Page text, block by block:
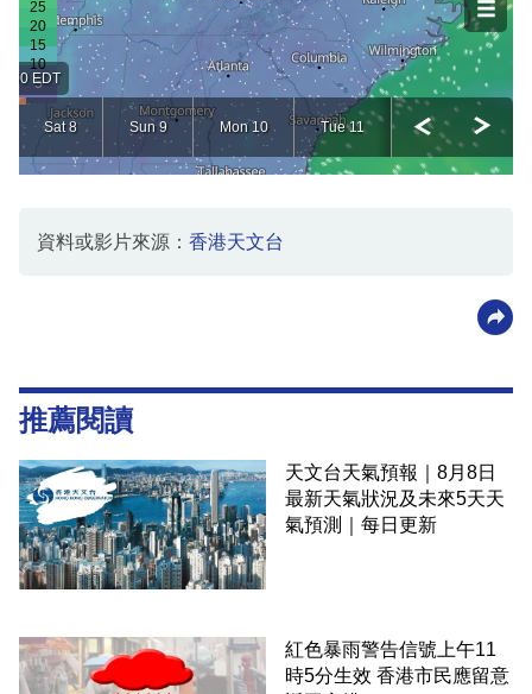
資料或影片來源： 香港天文台
推薦閱讀
天文台天氣預報｜8月8日
最新天氣狀況及未來5天天
氣預測｜每日更新
紅色暴雨警告信號上午11
時5分生效 香港市民應留意